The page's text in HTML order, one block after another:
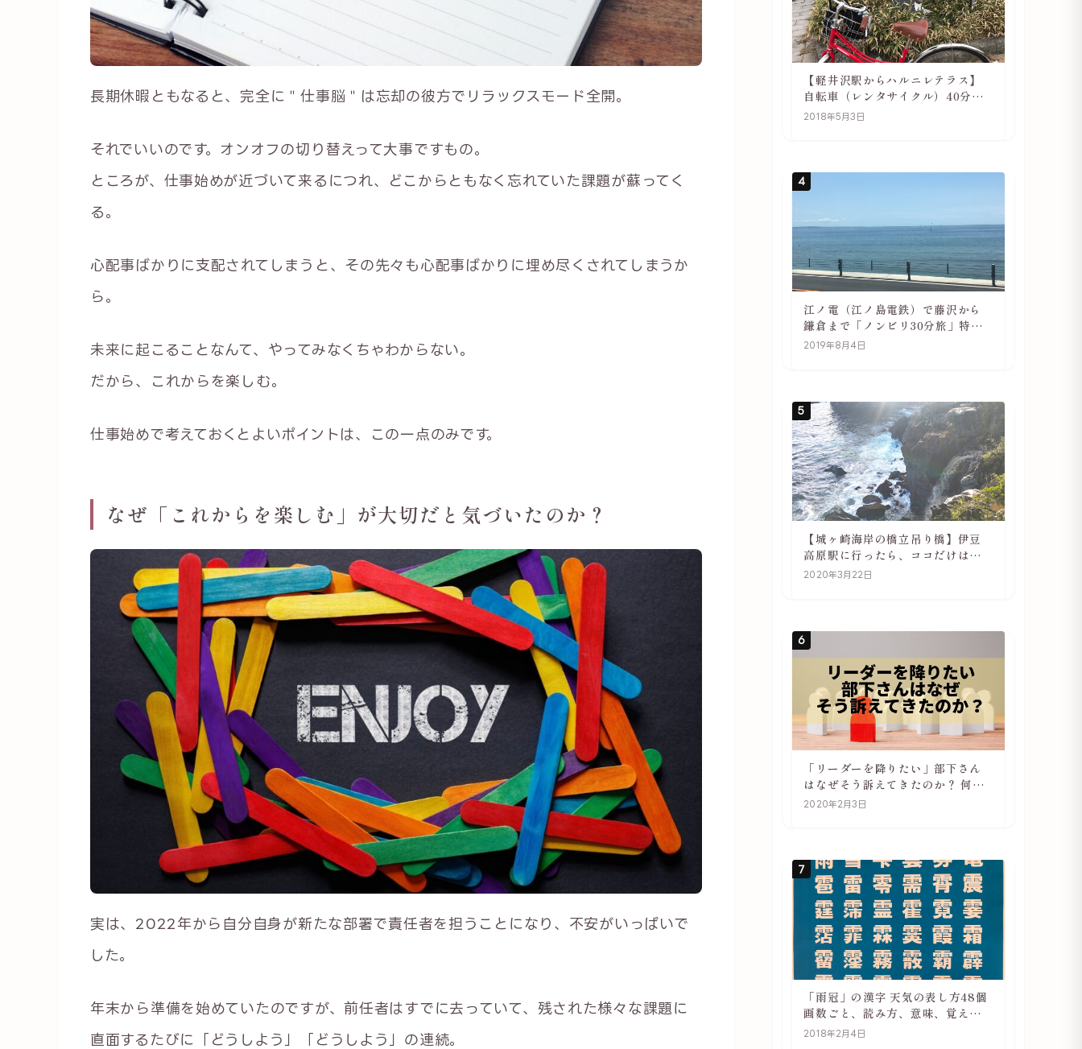
長期休暇ともなると、完全に＂仕事脳＂は忘却の彼方でリラックスモード全開。
それでいいのです。オンオフの切り替えって大事ですもの。
ところが、仕事始めが近づいて来るにつれ、どこからともなく忘れていた課題が蘇ってく
る。
心配事ばかりに支配されてしまうと、その先々も心配事ばかりに埋め尽くされてしまうか
ら。
未来に起こることなんて、やってみなくちゃわからない。
だから、これからを楽しむ。
仕事始めで考えておくとよいポイントは、この一点のみです。
なぜ「これからを楽しむ」が大切だと気づいたのか？
実は、2022年から自分自身が新たな部署で責任者を担うことになり、不安がいっぱいで
した。
年末から準備を始めていたのですが、前任者はすでに去っていて、残された様々な課題に
直面するたびに「どうしよう」「どうしよう」の連続。
【軽井沢駅からハルニレテラス】
自転車（レンタサイクル）40分で
行ける 軽井沢旅行は自転車利用が
2018年5月3日
4
江ノ電（江ノ島電鉄）で藤沢から
鎌倉まで「ノンビリ30分旅」特徴
や駅の様子
2019年8月4日
5
【城ヶ崎海岸の橋立吊り橋】伊豆
高原駅に行ったら、ココだけは必
ず訪れてほしい
2020年3月22日
6
「リーダーを降りたい」部下さん
はなぜそう訴えてきたのか？ 何が
辛いのか？ あらためて考えてみる
2020年2月3日
7
「雨冠」の漢字 天気の表し方48個
画数ごと、読み方、意味、覚え方
をご紹介
2018年2月4日